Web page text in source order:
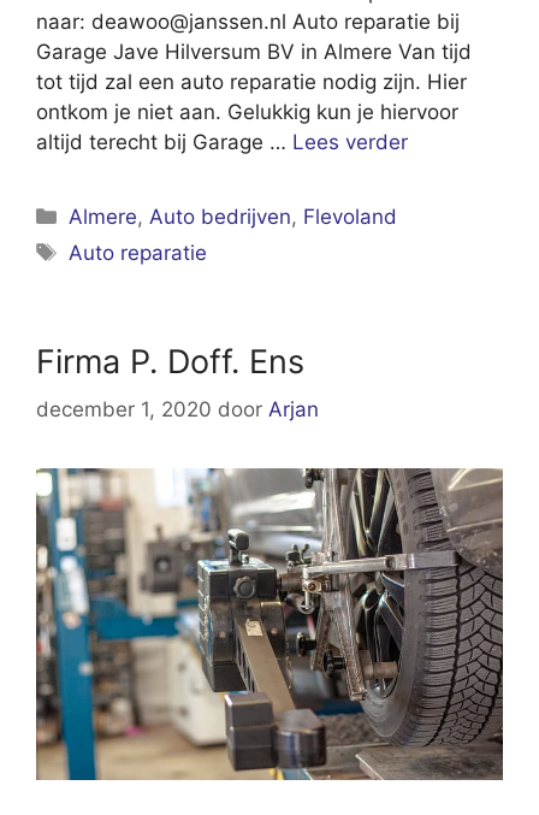
naar: deawoo@janssen.nl Auto reparatie bij
Garage Jave Hilversum BV in Almere Van tijd
tot tijd zal een auto reparatie nodig zijn. Hier
ontkom je niet aan. Gelukkig kun je hiervoor
altijd terecht bij Garage … Lees verder
Categorieën
Almere, Auto bedrijven, Flevoland
Tags
Auto reparatie
Firma P. Doff. Ens
december 1, 2020 door Arjan